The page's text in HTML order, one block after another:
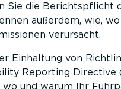
Sie die Berichts­pflicht
außerdem, wie,
verursacht.
Einhaltung von
Reporting Directive
und warum Ihr